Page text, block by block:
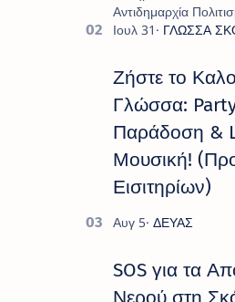
Αντιδημαρχία
παρουσιάζουν το
πλούσιο και
πρόγραμμα εκδ…
Ζήστε το
Γλώσσα:
Παράδοση &
Μουσική!
Εισιτηρίων)
SOS για τα